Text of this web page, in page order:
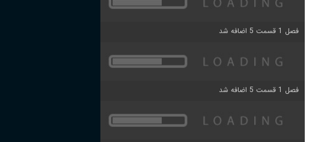
فصل 1 قسمت 5 اضافه شد
فصل 1 قسمت 5 اضافه شد